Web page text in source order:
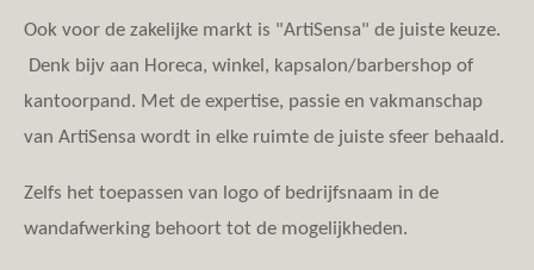
Ook voor de zakelijke markt is "ArtiSensa" de juiste keuze.
Denk bijv aan Horeca, winkel, kapsalon/barbershop of
kantoorpand. Met de expertise, passie en vakmanschap
van ArtiSensa wordt in elke ruimte de juiste sfeer behaald.
Zelfs het toepassen van logo of bedrijfsnaam in de
wandafwerking behoort tot de mogelijkheden.